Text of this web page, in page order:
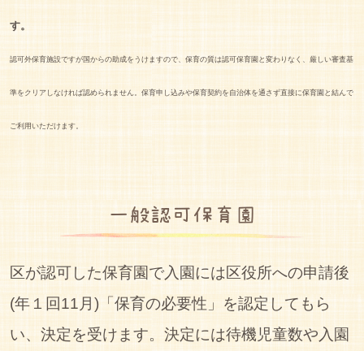
す。
認可外保育施設ですが国からの助成をうけますので、保育の質は認可保育園と変わりなく、厳しい審査基
準をクリアしなければ認められません。保育申し込みや保育契約を自治体を通さず直接に保育園と結んで
ご利用いただけます。
一般認可保育園
区が認可した保育園で入園には区役所への申請後
(年１回11月)「保育の必要性」を認定してもら
い、決定を受けます。決定には待機児童数や入園